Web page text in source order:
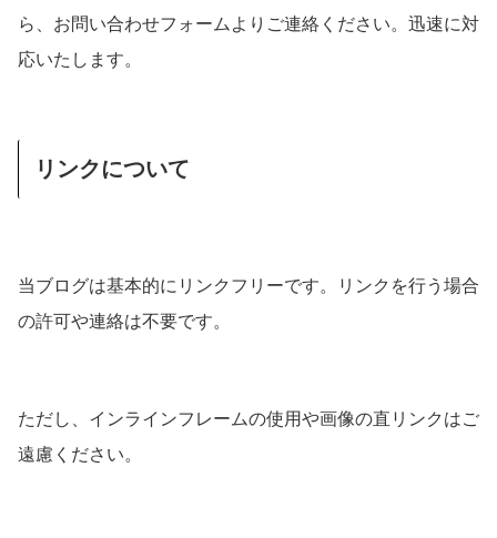
ら、お問い合わせフォームよりご連絡ください。迅速に対
応いたします。
リンクについて
当ブログは基本的にリンクフリーです。リンクを行う場合
の許可や連絡は不要です。
ただし、インラインフレームの使用や画像の直リンクはご
遠慮ください。